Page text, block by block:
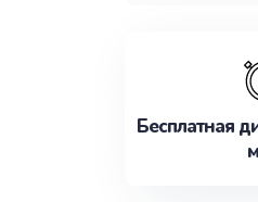
Бесплатная